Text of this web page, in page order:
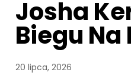
Josha
Biegu Na
20 lipca, 2026